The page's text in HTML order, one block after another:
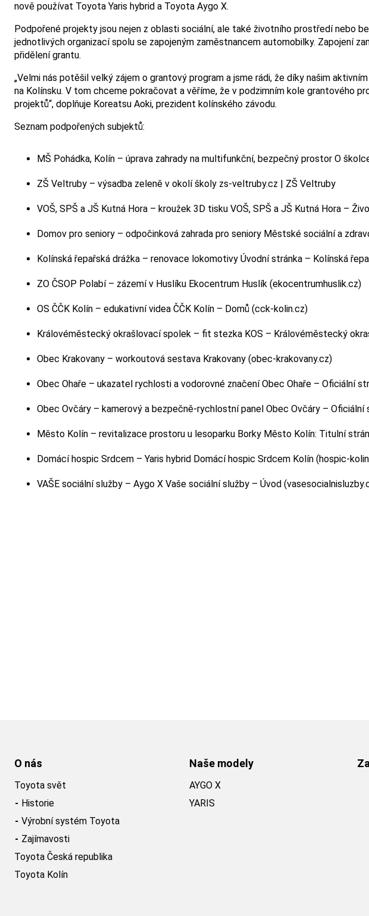
nově používat Toyota Yaris hybrid a Toyota Aygo X.
Podpořené projekty jsou nejen z oblasti sociální, ale také životního prostředí nebo
jednotlivých organizací spolu se zapojeným zaměstnancem automobilky. Zapojení
přidělení grantu.
„Velmi nás potěšil velký zájem o grantový program a jsme rádi, že díky našim
na Kolínsku. V tom chceme pokračovat a věříme, že v podzimním kole grantového
projektů“, doplňuje Koreatsu Aoki, prezident kolínského závodu.
Seznam podpořených subjektů:
MŠ Pohádka, Kolín – úprava zahrady na multifunkční, bezpečný prostor O
ZŠ Veltruby – výsadba zeleně v okolí školy zs-veltruby.cz | ZŠ Veltruby
VOŠ, SPŠ a JŠ Kutná Hora – kroužek 3D tisku VOŠ, SPŠ a JŠ Kutná Hora –
Domov pro seniory – odpočinková zahrada pro seniory Městské sociální a
Kolínská řepařská drážka – renovace lokomotivy Úvodní stránka – Kolínská
ZO ČSOP Polabí – zázemí v Huslíku Ekocentrum Huslík (ekocentrumhuslik.cz)
OS ČČK Kolín – edukativní videa ČČK Kolín – Domů (cck-kolin.cz)
Královéměstecký okrašlovací spolek – fit stezka KOS – Královéměstecký
Obec Krakovany – workoutová sestava Krakovany (obec-krakovany.cz)
Obec Ohaře – ukazatel rychlosti a vodorovné značeníObec Ohaře – Oficiální
Obec Ovčáry – kamerový a bezpečně-rychlostní panel Obec Ovčáry –
Město Kolín – revitalizace prostoru u lesoparku Borky Město Kolín: Titulní
Domácí hospic Srdcem – Yaris hybrid Domácí hospic Srdcem Kolín (hospic-
VAŠE sociální služby – Aygo X Vaše sociální služby – Úvod
O nás
Toyota svět
Historie
Výrobní systém Toyota
Zajímavosti
Toyota Česká republika
Toyota Kolín
Naše modely
AYGO X
YARIS